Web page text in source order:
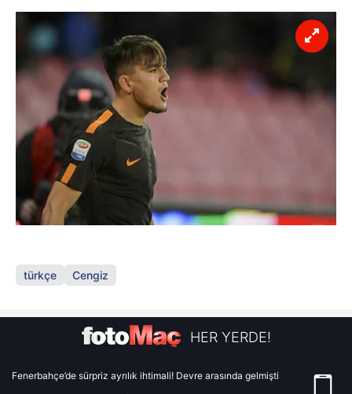
türkçe Cengiz
HER YERDE!
Fenerbahçe’de sürpriz ayrılık ihtimali! Devre arasında gelmişti